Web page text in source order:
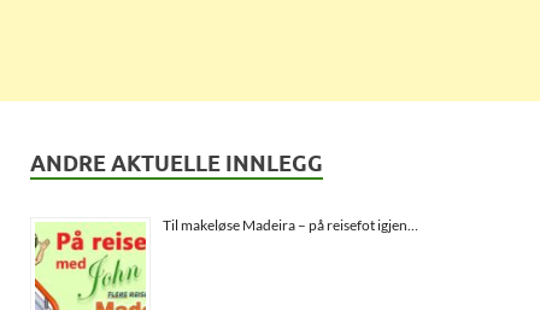
ANDRE AKTUELLE INNLEGG
Til makeløse Madeira – på reisefot igjen…